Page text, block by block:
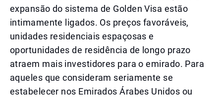
expansão do sistema de Golden Visa estão
intimamente ligados. Os preços favoráveis,
unidades residenciais espaçosas e
oportunidades de residência de longo prazo
atraem mais investidores para o emirado. Para
aqueles que consideram seriamente se
estabelecer nos Emirados Árabes Unidos ou